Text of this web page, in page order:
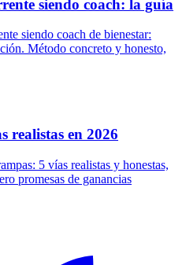
siendo coach: la guía
siendo coach de bienestar:
Método concreto y honesto,
realistas en 2026
5 vías realistas y honestas,
promesas de ganancias